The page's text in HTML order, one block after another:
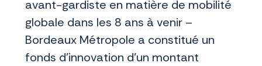
avant-gardiste en matière de mobilité
globale dans les 8 ans à venir –
Bordeaux Métropole a constitué un
fonds d'innovation d'un montant